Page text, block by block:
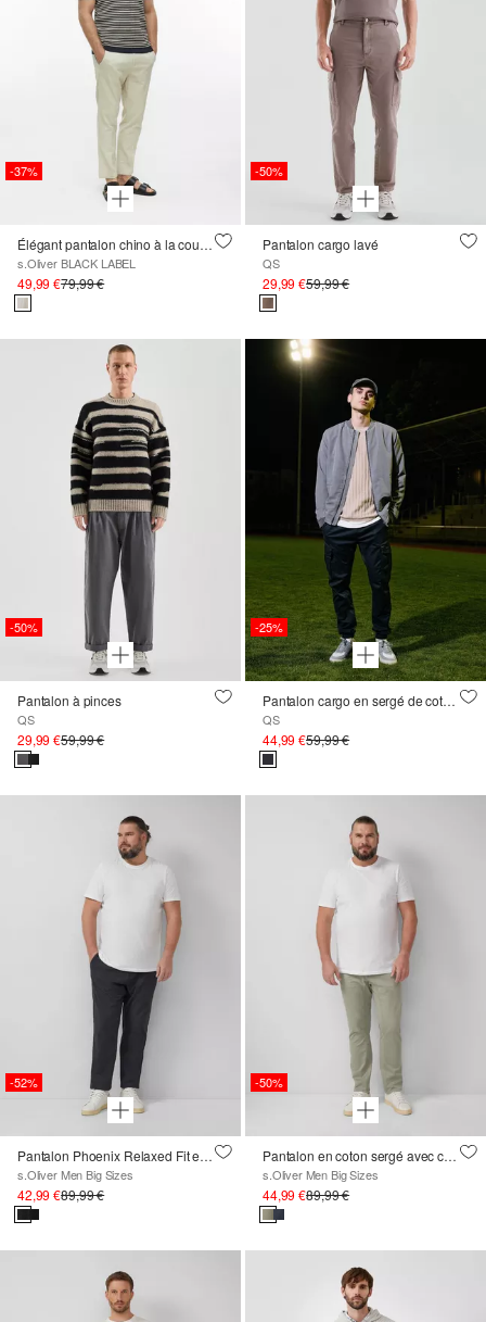
-37%
Élégant pantalon chino à la coupe décontractée
s.Oliver BLACK LABEL
49,99 €79,99 €
-50%
Pantalon cargo lavé
QS
29,99 €59,99 €
-50%
Pantalon à pinces
QS
29,99 €59,99 €
-25%
Pantalon cargo en sergé de coton extensible
QS
44,99 €59,99 €
-52%
Pantalon Phoenix Relaxed Fit en coton stretch texturé
s.Oliver Men Big Sizes
42,99 €89,99 €
-50%
Pantalon en coton sergé avec coutures décoratives
s.Oliver Men Big Sizes
44,99 €89,99 €